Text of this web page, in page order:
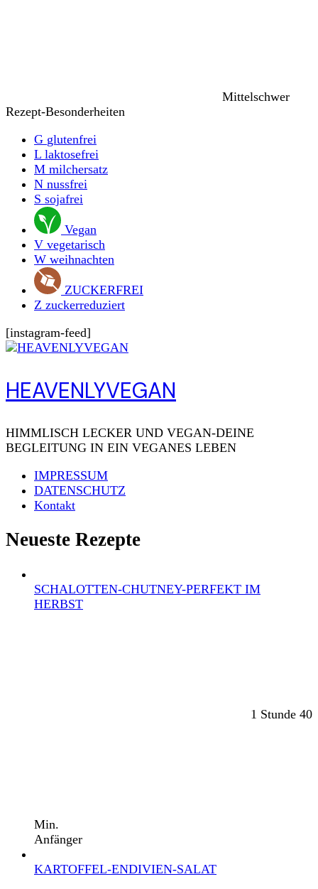
Mittelschwer
Rezept-Besonderheiten
G glutenfrei
L laktosefrei
M milchersatz
N nussfrei
S sojafrei
Vegan
V vegetarisch
W weihnachten
ZUCKERFREI
Z zuckerreduziert
[instagram-feed]
HEAVENLYVEGAN
HIMMLISCH LECKER UND VEGAN-DEINE
BEGLEITUNG IN EIN VEGANES LEBEN
IMPRESSUM
DATENSCHUTZ
Kontakt
Neueste Rezepte
SCHALOTTEN-CHUTNEY-PERFEKT IM
HERBST
1 Stunde 40
Min.
Anfänger
KARTOFFEL-ENDIVIEN-SALAT